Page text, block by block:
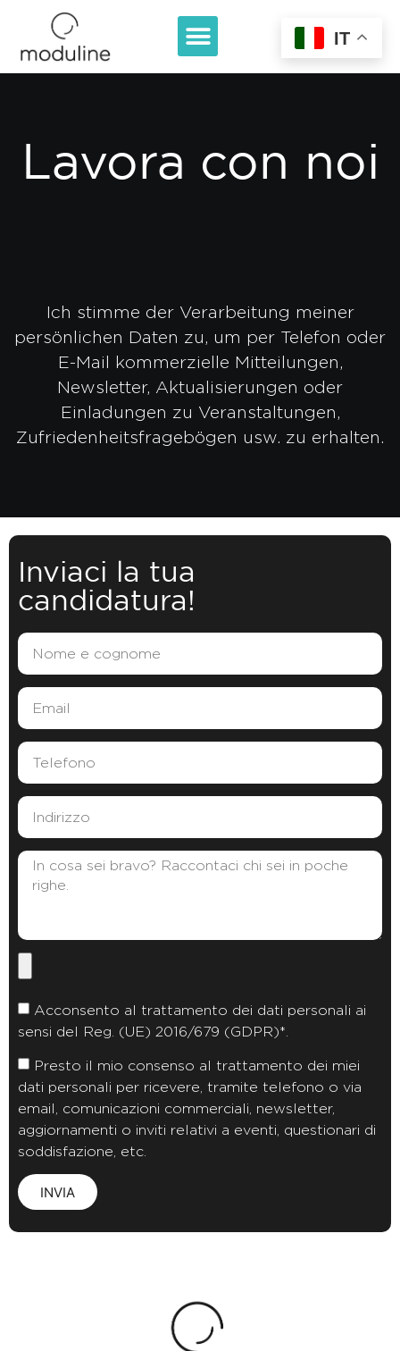
Lavora con noi
Ich stimme der Verarbeitung meiner
persönlichen Daten zu, um per Telefon oder
E-Mail kommerzielle Mitteilungen,
Newsletter, Aktualisierungen oder
Einladungen zu Veranstaltungen,
Zufriedenheitsfragebögen usw. zu erhalten.
Inviaci la tua
candidatura!
Acconsento al trattamento dei dati personali ai
sensi del Reg. (UE) 2016/679 (GDPR)*.
Presto il mio consenso al trattamento dei miei
dati personali per ricevere, tramite telefono o via
email, comunicazioni commerciali, newsletter,
aggiornamenti o inviti relativi a eventi, questionari di
soddisfazione, etc.
INVIA
IT